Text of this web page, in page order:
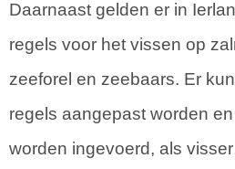
Daarnaast gelden er in
regels voor het vissen op
zeeforel en zeebaars. Er
regels aangepast worden
worden ingevoerd, als